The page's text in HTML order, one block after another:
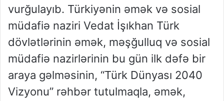
vurğulayıb. Türkiyənin əmək və sosial
müdafiə naziri Vedat İşıkhan Türk
dövlətlərinin əmək, məşğulluq və sosial
müdafiə nazirlərinin bu gün ilk dəfə bir
araya gəlməsinin, “Türk Dünyası 2040
Vizyonu” rəhbər tutulmaqla, əmək,